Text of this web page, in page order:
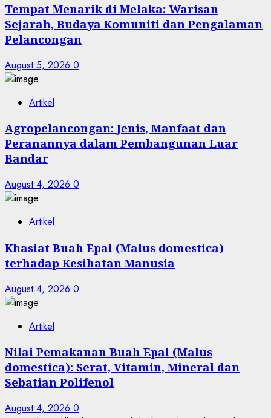
Tempat Menarik di Melaka: Warisan
Sejarah, Budaya Komuniti dan Pengalaman
Pelancongan
August 5, 2026 0
Artikel
Agropelancongan: Jenis, Manfaat dan
Peranannya dalam Pembangunan Luar
Bandar
August 4, 2026 0
Artikel
Khasiat Buah Epal (Malus domestica)
terhadap Kesihatan Manusia
August 4, 2026 0
Artikel
Nilai Pemakanan Buah Epal (Malus
domestica): Serat, Vitamin, Mineral dan
Sebatian Polifenol
August 4, 2026 0